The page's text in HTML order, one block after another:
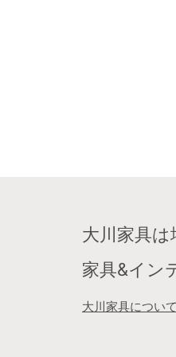
大川家具
家具&イン
大川家具につい